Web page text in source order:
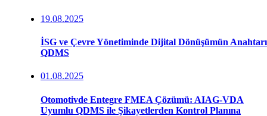
19.08.2025
İSG ve Çevre Yönetiminde Dijital Dönüşümün
QDMS
01.08.2025
Otomotivde Entegre FMEA Çözümü: AIAG-VDA
Uyumlu QDMS ile Şikayetlerden Kontrol Planına